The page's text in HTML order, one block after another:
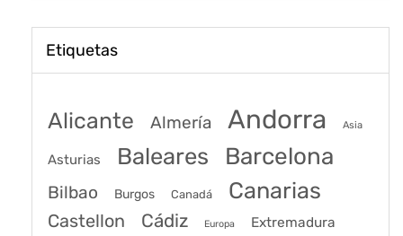
Etiquetas
Alicante Almería Andorra Asia
Asturias Baleares Barcelona
Bilbao Burgos Canadá Canarias
Castellon Cádiz Europa Extremadura